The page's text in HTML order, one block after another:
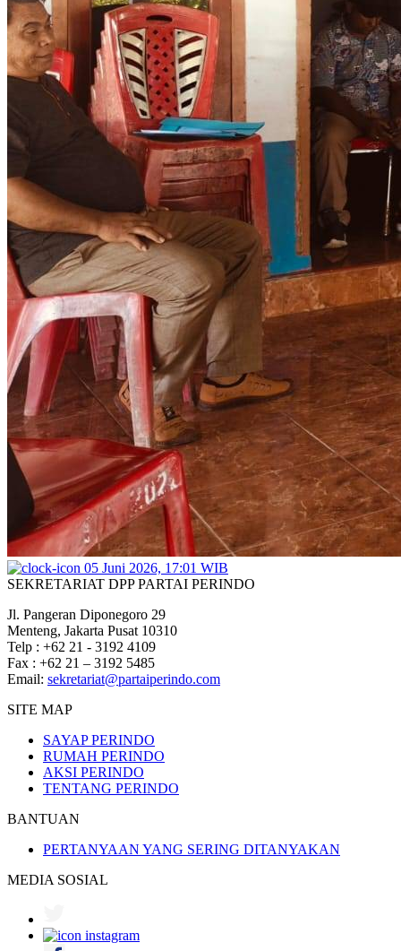
05 Juni 2026, 17:01 WIB
SEKRETARIAT DPP PARTAI PERINDO
Jl. Pangeran Diponegoro 29
Menteng, Jakarta Pusat 10310
Telp : +62 21 - 3192 4109
Fax : +62 21 – 3192 5485
Email: sekretariat@partaiperindo.com
SITE MAP
SAYAP PERINDO
RUMAH PERINDO
AKSI PERINDO
TENTANG PERINDO
BANTUAN
PERTANYAAN YANG SERING DITANYAKAN
MEDIA SOSIAL